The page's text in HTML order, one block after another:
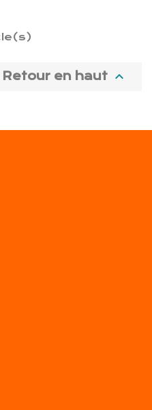
Retour en haut 